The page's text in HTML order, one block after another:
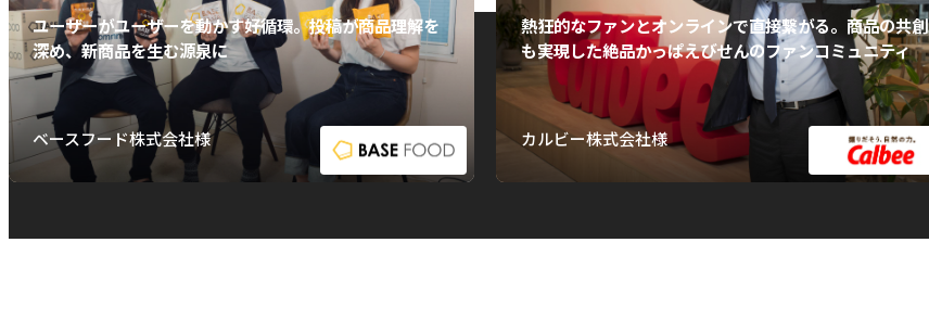
ユーザーがユーザーを動かす好循環。投稿が商品理解を
深め、新商品を生む源泉に
ベースフード株式会社様
熱狂的なファンとオンラインで直接繋がる。商品の共創
も実現した絶品かっぱえびせんのファンコミュニティ
カルビー株式会社様